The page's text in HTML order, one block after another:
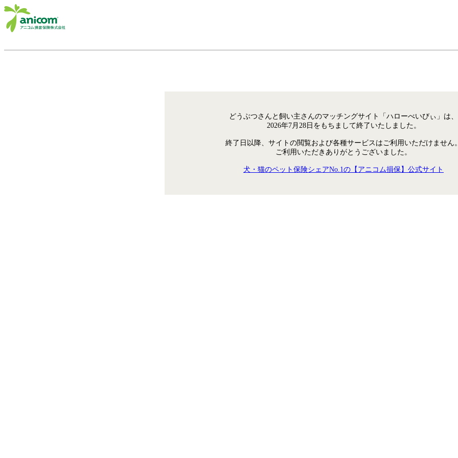
どうぶつさんと飼い主さんのマッチングサイト「ハローべいびぃ」は、
2026年7月28日をもちまして終了いたしました。
終了日以降、サイトの閲覧および各種サービスはご利用いただけません
ご利用いただきありがとうございました。
犬・猫のペット保険シェアNo.1の【アニコム損保】公式サイト